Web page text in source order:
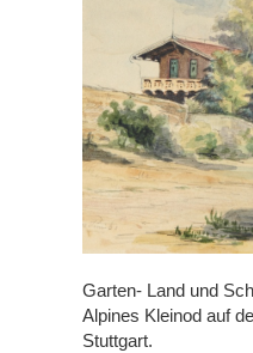
Garten- Land und
Alpines Kleinod auf
Stuttgart.